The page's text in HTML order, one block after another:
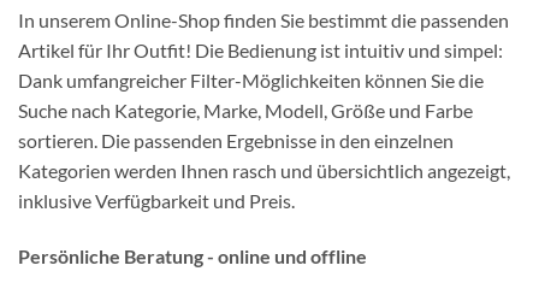
In unserem Online-Shop finden Sie bestimmt die passenden
Artikel für Ihr Outfit! Die Bedienung ist intuitiv und simpel:
Dank umfangreicher Filter-Möglichkeiten können Sie die
Suche nach Kategorie, Marke, Modell, Größe und Farbe
sortieren. Die passenden Ergebnisse in den einzelnen
Kategorien werden Ihnen rasch und übersichtlich angezeigt,
inklusive Verfügbarkeit und Preis.
Persönliche Beratung - online und offline